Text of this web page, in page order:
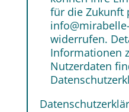
für die Zukunft
widerrufen.
Informationen
Nutzerdaten